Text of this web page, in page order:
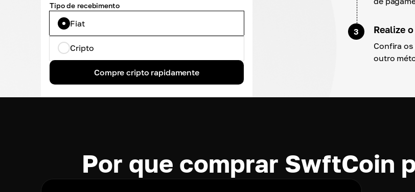
Tipo de recebimento
Fiat
Cripto
Compre cripto rapidamente
3 Realize
Confira
outro
Por que comprar SwftCoin